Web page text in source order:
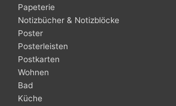
Papeterie
Notizbücher & Notizblöcke
Poster
Posterleisten
Postkarten
Wohnen
Bad
Küche